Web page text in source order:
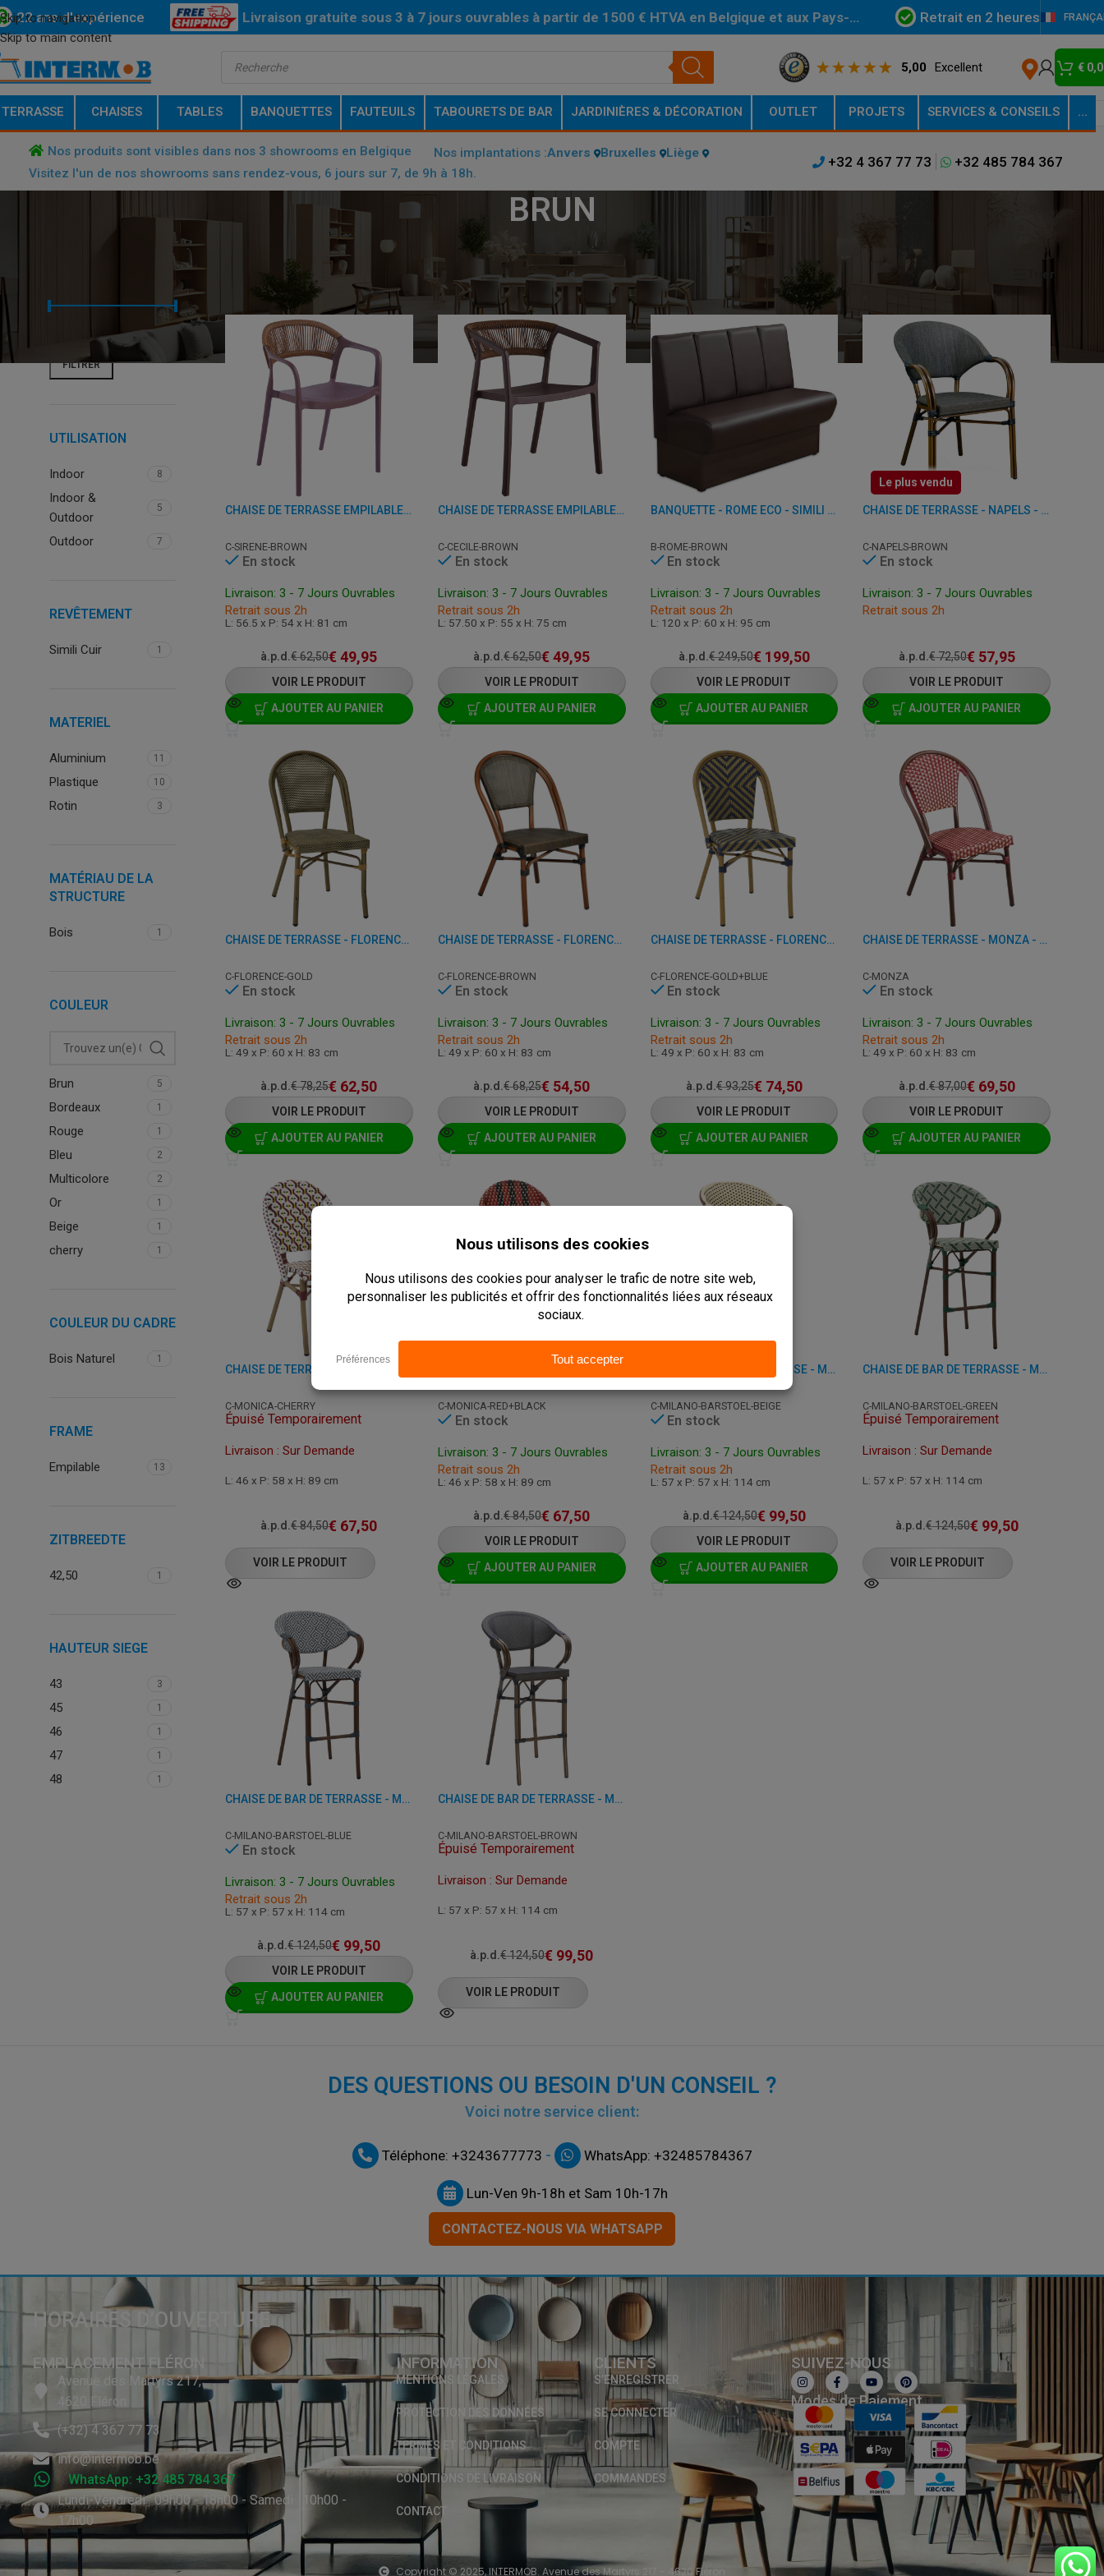
Skip to navigation
Skip to main content
22 ans d'expérience Livraison gratuite sous 3 à 7 jours ouvrables à partir de 1500 € HTVA en Belgique et aux Pays-
Retrait en 2 heures
5,00 Excellent €
TERRASSE CHAISES TABLES BANQUETTES FAUTEUILS TABOURETS DE BAR JARDINIÈRES & DÉCORATION OUTLET PROJETS SERVICES & CONSEILS …
Nos produits sont visibles dans nos 3 showrooms en Belgique Nos implantations :Anvers Bruxelles Liège
Visitez l'un de nos showrooms sans rendez-vous, 6 jours sur 7, de 9h à 18h.
+32 4 367 77 73 +32 485 784 367
BRUN
FILTRER
€ 40— € 200
UTILISATION
Indoor 8
Indoor &
Outdoor
5
Outdoor 7
REVÊTEMENT
Simili Cuir 1
MATERIEL
Aluminium 11
Plastique 10
Rotin 3
MATÉRIAU DE LA
STRUCTURE
Bois 1
COULEUR
Brun 5
Bordeaux 1
Rouge 1
Bleu 2
Multicolore 2
Or 1
Beige 1
cherry 1
COULEUR DU CADRE
Bois Naturel 1
FRAME
Empilable 13
ZITBREEDTE
42,50 1
HAUTEUR SIEGE
43 3
45 1
46 1
47 1
48 1
PRODUCT COULEUR DU CADRE BRUN Afficher 18 Trier
CHAISE DE TERRASSE EMPILABLE AVEC ACCOUDOIRS - SIRENE - PLASTIQUE
C-SIRENE-BROWN
En stock
Livraison: 3 - 7 Jours Ouvrables
Retrait sous 2h
L: 56.5 x P: 54 x H: 81 cm
à.p.d.€62,50€ 49,95
VOIR LE PRODUIT
AJOUTER AU PANIER
CHAISE DE TERRASSE EMPILABLE AVEC ACCOUDOIRS - CECILE - PLASTIQUE
C-CECILE-BROWN
En stock
Livraison: 3 - 7 Jours Ouvrables
Retrait sous 2h
L: 57.50 x P: 55 x H: 75 cm
à.p.d.€62,50€ 49,95
VOIR LE PRODUIT
AJOUTER AU PANIER
BANQUETTE - ROME ECO - SIMILI CUIR
B-ROME-BROWN
En stock
Livraison: 3 - 7 Jours Ouvrables
Retrait sous 2h
L: 120 x P: 60 x H: 95 cm
à.p.d.€249,50€ 199,50
VOIR LE PRODUIT
AJOUTER AU PANIER
Le plus vendu
CHAISE DE TERRASSE - NAPELS - ALUMINIUM/PLASTIQUE
C-NAPELS-BROWN
En stock
Livraison: 3 - 7 Jours Ouvrables
Retrait sous 2h
à.p.d.€72,50€ 57,95
VOIR LE PRODUIT
AJOUTER AU PANIER
CHAISE DE TERRASSE - FLORENCE - ALUMINIUM/PLASTIQUE
C-FLORENCE-GOLD
En stock
Livraison: 3 - 7 Jours Ouvrables
Retrait sous 2h
L: 49 x P: 60 x H: 83 cm
à.p.d.€78,25€ 62,50
VOIR LE PRODUIT
AJOUTER AU PANIER
CHAISE DE TERRASSE - FLORENCE - ALUMINIUM/PLASTIQUE
C-FLORENCE-BROWN
En stock
Livraison: 3 - 7 Jours Ouvrables
Retrait sous 2h
L: 49 x P: 60 x H: 83 cm
à.p.d.€68,25€ 54,50
VOIR LE PRODUIT
AJOUTER AU PANIER
CHAISE DE TERRASSE - FLORENCE - ALUMINIUM/PLASTIQUE
C-FLORENCE-GOLD+BLUE
En stock
Livraison: 3 - 7 Jours Ouvrables
Retrait sous 2h
L: 49 x P: 60 x H: 83 cm
à.p.d.€93,25€ 74,50
VOIR LE PRODUIT
AJOUTER AU PANIER
CHAISE DE TERRASSE - MONZA - ALUMINIUM/ROTIN
C-MONZA
En stock
Livraison: 3 - 7 Jours Ouvrables
Retrait sous 2h
L: 49 x P: 60 x H: 83 cm
à.p.d.€87,00€ 69,50
VOIR LE PRODUIT
AJOUTER AU PANIER
C-MONICA-CHERRY
Épuisé Temporairement
Livraison : Sur Demande
L: 46 x P: 58 x H: 89 cm
à.p.d.€84,50€ 67,50
VOIR LE PRODUIT
C-MONICA-RED+BLACK
En stock
Livraison: 3 - 7 Jours Ouvrables
Retrait sous 2h
L: 46 x P: 58 x H: 89 cm
à.p.d.€84,50€ 67,50
VOIR LE PRODUIT
AJOUTER AU PANIER
CHAISE DE BAR DE TERRASSE - MILANO - ALUMINIUM/PLASTIQUE
C-MILANO-BARSTOEL-BEIGE
En stock
Livraison: 3 - 7 Jours Ouvrables
Retrait sous 2h
L: 57 x P: 57 x H: 114 cm
à.p.d.€124,50€ 99,50
VOIR LE PRODUIT
AJOUTER AU PANIER
CHAISE DE BAR DE TERRASSE - MILANO - ALUMINIUM/PLASTIQUE
C-MILANO-BARSTOEL-GREEN
Épuisé Temporairement
Livraison : Sur Demande
L: 57 x P: 57 x H: 114 cm
à.p.d.€124,50€ 99,50
VOIR LE PRODUIT
CHAISE DE BAR DE TERRASSE - MILANO - ALUMINIUM/PLASTIQUE
C-MILANO-BARSTOEL-BLUE
En stock
Livraison: 3 - 7 Jours Ouvrables
Retrait sous 2h
L: 57 x P: 57 x H: 114 cm
à.p.d.€124,50€ 99,50
VOIR LE PRODUIT
AJOUTER AU PANIER
CHAISE DE BAR DE TERRASSE - MILANO - ALUMINIUM/PLASTIQUE
C-MILANO-BARSTOEL-BROWN
Épuisé Temporairement
Livraison : Sur Demande
L: 57 x P: 57 x H: 114 cm
à.p.d.€124,50€ 99,50
VOIR LE PRODUIT
DES QUESTIONS OU BESOIN D'UN CONSEIL ?
Voici notre service client:
Téléphone: +3243677773 - WhatsApp: +32485784367
Lun-Ven 9h-18h et Sam 10h-17h
CONTACTEZ-NOUS VIA WHATSAPP
HORAIRES D’OUVERTURE
EMPLACEMENT FLÉRON
Avenue des Martyrs 217,
4620 Fléron
(+32) 4 367 77 73
info@intermob.be
WhatsApp: +32 485 784 367
Lundi-Vendredi : 09h00 - 18h00 - Samedi : 10h00 -
17h00
INFORMATION
MENTIONS LÉGALES
PROTECTION DES DONNÉES
TERMES ET CONDITIONS
CONDITIONS DE LIVRAISON
CONTACT
CLIENTS
S’ENREGISTRER
SE CONNECTER
COMPTE
COMMANDES
SUIVEZ-NOUS
Modes de Paiement
Copyright © 2025, INTERMOB. Avenue des Martyrs 217 - 4620 Fléron